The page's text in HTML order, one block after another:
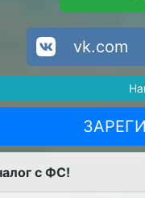
vk.com
с ФС!